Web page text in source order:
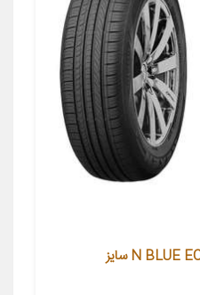
لاستیک خودرو نکسن مدل N BLUE ECO سایز